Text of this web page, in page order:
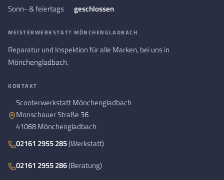
Sonn- & feiertags
geschlossen
MEISTERWERKSTATT MÖNCHENGLADBACH
Reparatur und Inspektion für alle Marken, bei uns in
Mönchengladbach.
KONTAKT
Scooterwerkstatt Mönchengladbach
Monschauer Straße 36
41068 Mönchengladbach
02161 2955 285(Werkstatt)
02161 2955 286(Beratung)